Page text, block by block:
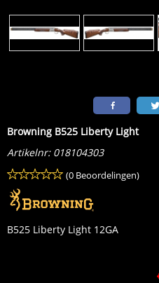
Browning B525 Liberty Light
Artikelnr: 018104303
(0 Beoordelingen)
B525 Liberty Light 12GA